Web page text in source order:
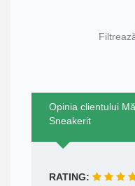
Opinia clientului
Sneakerit
RATING: